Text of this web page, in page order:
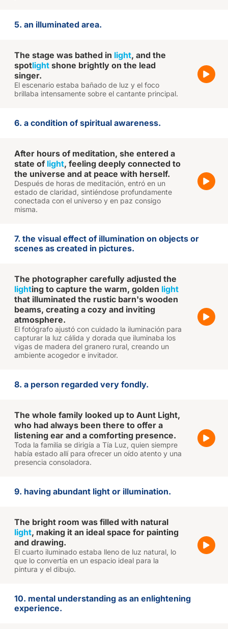
5. an illuminated area.
The stage was bathed in light, and the
spotlight shone brightly on the lead
singer.
El escenario estaba bañado de luz y el foco
brillaba intensamente sobre el cantante principal.
6. a condition of spiritual awareness.
After hours of meditation, she entered a
state of light, feeling deeply connected to
the universe and at peace with herself.
Después de horas de meditación, entró en un
estado de claridad, sintiéndose profundamente
conectada con el universo y en paz consigo
misma.
7. the visual effect of illumination on objects or
scenes as created in pictures.
The photographer carefully adjusted the
lighting to capture the warm, golden light
that illuminated the rustic barn's wooden
beams, creating a cozy and inviting
atmosphere.
El fotógrafo ajustó con cuidado la iluminación para
capturar la luz cálida y dorada que iluminaba los
vigas de madera del granero rural, creando un
ambiente acogedor e invitador.
8. a person regarded very fondly.
The whole family looked up to Aunt Light,
who had always been there to offer a
listening ear and a comforting presence.
Toda la familia se dirigía a Tía Luz, quien siempre
había estado allí para ofrecer un oído atento y una
presencia consoladora.
9. having abundant light or illumination.
The bright room was filled with natural
light, making it an ideal space for painting
and drawing.
El cuarto iluminado estaba lleno de luz natural, lo
que lo convertía en un espacio ideal para la
pintura y el dibujo.
10. mental understanding as an enlightening
experience.